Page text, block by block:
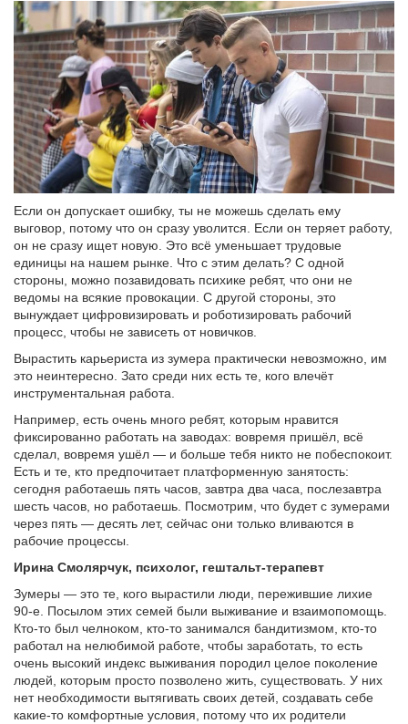
Если он допускает ошибку, ты не можешь сделать ему
выговор, потому что он сразу уволится. Если он теряет работу,
он не сразу ищет новую. Это всё уменьшает трудовые
единицы на нашем рынке. Что с этим делать? С одной
стороны, можно позавидовать психике ребят, что они не
ведомы на всякие провокации. С другой стороны, это
вынуждает цифровизировать и роботизировать рабочий
процесс, чтобы не зависеть от новичков.
Вырастить карьериста из зумера практически невозможно, им
это неинтересно. Зато среди них есть те, кого влечёт
инструментальная работа.
Например, есть очень много ребят, которым нравится
фиксированно работать на заводах: вовремя пришёл, всё
сделал, вовремя ушёл — и больше тебя никто не побеспокоит.
Есть и те, кто предпочитает платформенную занятость:
сегодня работаешь пять часов, завтра два часа, послезавтра
шесть часов, но работаешь. Посмотрим, что будет с зумерами
через пять — десять лет, сейчас они только вливаются в
рабочие процессы.
Ирина Смолярчук, психолог, гештальт-терапевт
Зумеры — это те, кого вырастили люди, пережившие лихие
90-е. Посылом этих семей были выживание и взаимопомощь.
Кто-то был челноком, кто-то занимался бандитизмом, кто-то
работал на нелюбимой работе, чтобы заработать, то есть
очень высокий индекс выживания породил целое поколение
людей, которым просто позволено жить, существовать. У них
нет необходимости вытягивать своих детей, создавать себе
какие-то комфортные условия, потому что их родители